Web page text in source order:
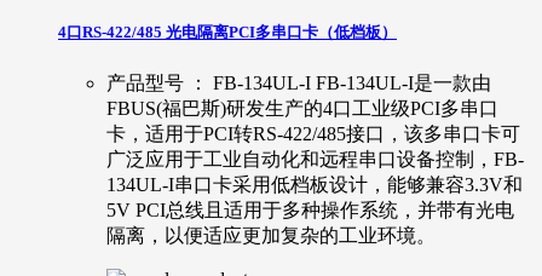
4口RS-422/485 光电隔离PCI多串口卡（低档板）
产品型号 ： FB-134UL-I FB-134UL-I是一款由
FBUS(福巴斯)研发生产的4口工业级PCI多串口
卡，适用于PCI转RS-422/485接口，该多串口卡可
广泛应用于工业自动化和远程串口设备控制，FB-
134UL-I串口卡采用低档板设计，能够兼容3.3V和
5V PCI总线且适用于多种操作系统，并带有光电
隔离，以便适应更加复杂的工业环境。